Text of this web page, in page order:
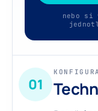
nebo si
01